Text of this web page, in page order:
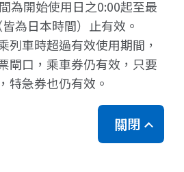
為開始使用日之0:00起至最
為日本時間）止有效。
列車時超過有效使用期間，
閘口，乘車券仍有效，只要
特急券也仍有效。
關閉